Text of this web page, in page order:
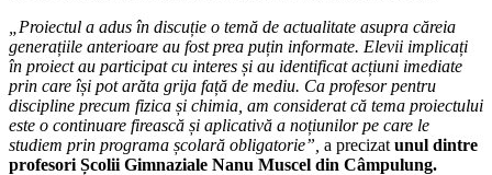
„Proiectul a adus în discuție o temă de actualitate asupra căreia
generațiile anterioare au fost prea puțin informate. Elevii implicați
în proiect au participat cu interes și au identificat acțiuni imediate
prin care își pot arăta grija față de mediu. Ca profesor pentru
discipline precum fizica și chimia, am considerat că tema proiectului
este o continuare firească și aplicativă a noțiunilor pe care le
studiem prin programa școlară obligatorie”, a precizat unul dintre
profesori Școlii Gimnaziale Nanu Muscel din Câmpulung.